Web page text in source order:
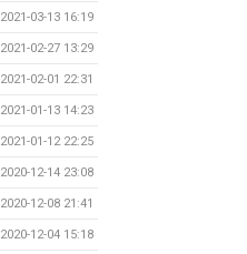
2021-03-13 16:19
2021-02-27 13:29
2021-02-01 22:31
2021-01-13 14:23
2021-01-12 22:25
2020-12-14 23:08
2020-12-08 21:41
2020-12-04 15:18